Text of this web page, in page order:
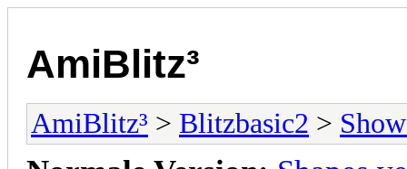
AmiBlitz³
AmiBlitz³ > Blitzbasic2 >